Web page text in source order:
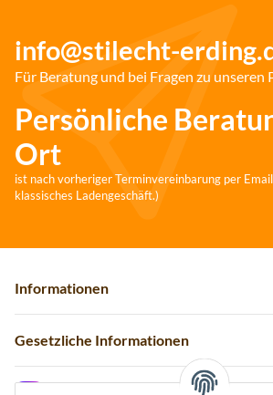
info@stilecht-
Für Beratung und bei Fragen zu unseren
Persönliche
Ort
ist nach vorheriger Terminvereinbarung per
klassisches Ladengeschäft.)
Informationen
Gesetzliche Informationen